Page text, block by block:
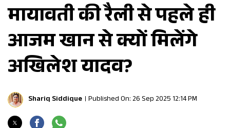
मायावती की रैली से पहले ही
आजम खान से क्यों मिलेंगे
अखिलेश यादव?
Shariq Siddique Published On: 26 Sep 2025 12:14 PM